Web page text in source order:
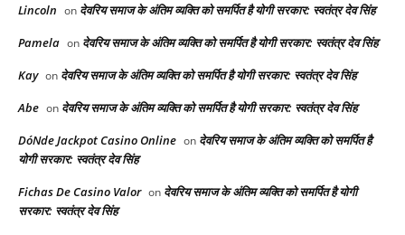
Lincoln on देवरिय समाज के अंतिम व्यक्ति को समर्पित है योगी सरकार: स्वतंत्र देव सिंह
Pamela on देवरिय समाज के अंतिम व्यक्ति को समर्पित है योगी सरकार: स्वतंत्र देव सिंह
Kay on देवरिय समाज के अंतिम व्यक्ति को समर्पित है योगी सरकार: स्वतंत्र देव सिंह
Abe on देवरिय समाज के अंतिम व्यक्ति को समर्पित है योगी सरकार: स्वतंत्र देव सिंह
DóNde Jackpot Casino Online on देवरिय समाज के अंतिम व्यक्ति को समर्पित है
योगी सरकार: स्वतंत्र देव सिंह
Fichas De Casino Valor on देवरिय समाज के अंतिम व्यक्ति को समर्पित है योगी
सरकार: स्वतंत्र देव सिंह